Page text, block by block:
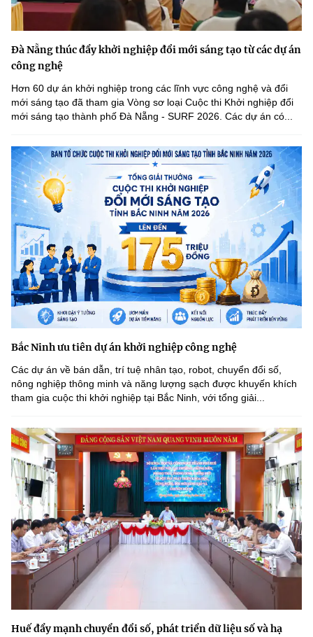
Đà Nẵng thúc đẩy khởi nghiệp đổi mới sáng tạo từ các dự án
công nghệ
Hơn 60 dự án khởi nghiệp trong các lĩnh vực công nghệ và đổi
mới sáng tạo đã tham gia Vòng sơ loại Cuộc thi Khởi nghiệp đổi
mới sáng tạo thành phố Đà Nẵng - SURF 2026. Các dự án có...
Bắc Ninh ưu tiên dự án khởi nghiệp công nghệ
Các dự án về bán dẫn, trí tuệ nhân tạo, robot, chuyển đổi số,
nông nghiệp thông minh và năng lượng sạch được khuyến khích
tham gia cuộc thi khởi nghiệp tại Bắc Ninh, với tổng giải...
Huế đẩy mạnh chuyển đổi số, phát triển dữ liệu số và hạ